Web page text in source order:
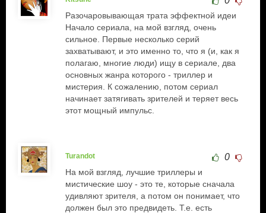
Разочаровывающая трата эффектной идеи
Начало сериала, на мой взгляд, очень
сильное. Первые несколько серий
захватывают, и это именно то, что я (и, как я
полагаю, многие люди) ищу в сериале, два
основных жанра которого - триллер и
мистерия. К сожалению, потом сериал
начинает затягивать зрителей и теряет весь
этот мощный импульс.
Turandot 0
На мой взгляд, лучшие триллеры и
мистические шоу - это те, которые сначала
удивляют зрителя, а потом он понимает, что
должен был это предвидеть. Т.е. есть